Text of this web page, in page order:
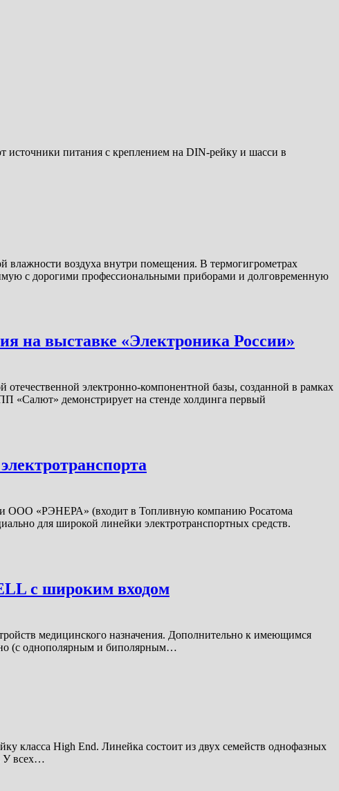
питания с креплением на DIN-рейку и шасси в
воздуха внутри помещения. В термогигрометрах
с дорогими профессиональными приборами и долговременную
на выставке «Электроника России»
электронно-компонентной базы, созданной в рамках
«Салют» демонстрирует на стенде холдинга первый
ООО «РЭНЕРА» (входит в Топливную компанию Росатома
для широкой линейки электротранспортных средств.
с широким входом
медицинского назначения. Дополнительно к имеющимся
(с однополярным и биполярным…
класса High End. Линейка состоит из двух семейств однофазных
У всех…